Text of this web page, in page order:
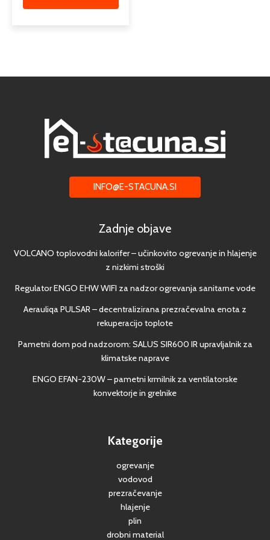
INFO@E-STACUNA.SI
Zadnje objave
VOLCANO toplovodni kalorifer – učinkovito ogrevanje in hlajenje
z nizkimi stroški
Regulator ENGO EHW WIFI za nadzor ogrevanja sanitarne vode
Aerauliqa PULSAR – decentralizirana prezračevalna enota z
rekuperacijo toplote
Pametni dom pod nadzorom: SALUS SIR600 IR upravljalnik za
klimatske naprave
ENGO EFAN-230W – pametni krmilnik za ventilatorske
konvektorje in grelnike
Kategorije
ogrevanje
vodovod
prezračevanje
hlajenje
plin
drobni material